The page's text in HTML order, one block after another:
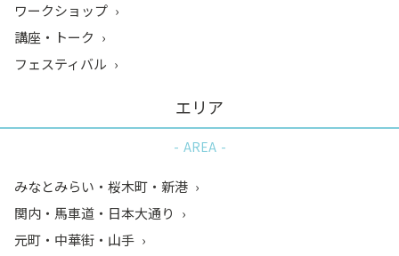
ワークショップ
講座・トーク
フェスティバル
エリア
AREA
みなとみらい・桜木町・新港
関内・馬車道・日本大通り
元町・中華街・山手